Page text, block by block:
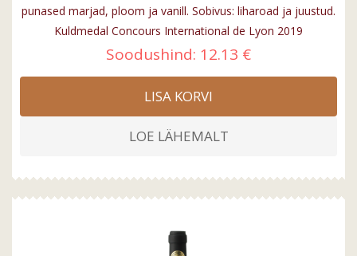
punased marjad, ploom ja vanill. Sobivus: liharoad ja juustud.
Kuldmedal Concours International de Lyon 2019
Soodushind: 12.13 €
LISA KORVI
LOE LÄHEMALT